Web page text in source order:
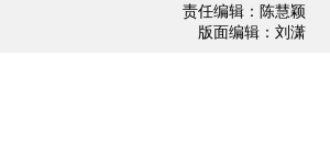
责任编辑：陈慧颖
版面编辑：刘潇